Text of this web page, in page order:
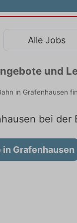
Alle Jobs
und
in Grafenhausen
bei
Grafenhausen